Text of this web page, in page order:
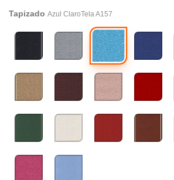
Tapizado Azul ClaroTela A157
Gris
ClaroTela
A170
Azul
ClaroTela
A157
Azul
169
Marron
Tela
A302
Burdeos
109
Rosa
Palo
A315
Rojo
079
Verde
Napppel
018
Simil
Beige
Napppel
Simil
Rojo
Marron
RosaTela
034
Simil